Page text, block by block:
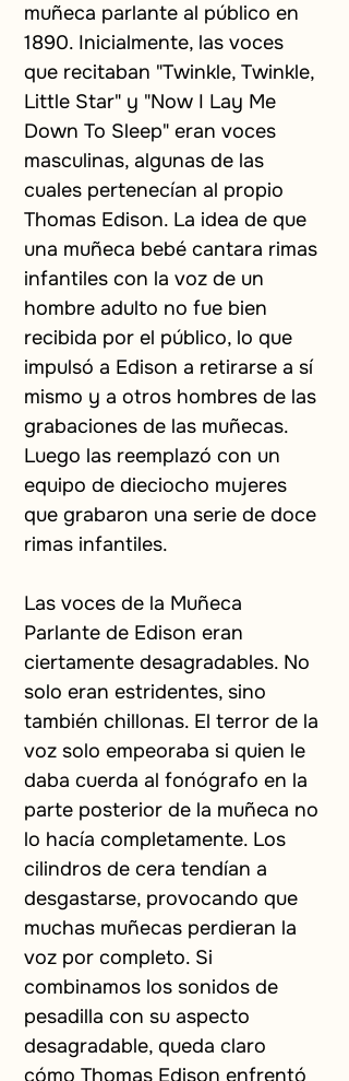
muñeca parlante al público en
1890. Inicialmente, las voces
que recitaban "Twinkle, Twinkle,
Little Star" y "Now I Lay Me
Down To Sleep" eran voces
masculinas, algunas de las
cuales pertenecían al propio
Thomas Edison. La idea de que
una muñeca bebé cantara rimas
infantiles con la voz de un
hombre adulto no fue bien
recibida por el público, lo que
impulsó a Edison a retirarse a sí
mismo y a otros hombres de las
grabaciones de las muñecas.
Luego las reemplazó con un
equipo de dieciocho mujeres
que grabaron una serie de doce
rimas infantiles.
Las voces de la Muñeca
Parlante de Edison eran
ciertamente desagradables. No
solo eran estridentes, sino
también chillonas. El terror de la
voz solo empeoraba si quien le
daba cuerda al fonógrafo en la
parte posterior de la muñeca no
lo hacía completamente. Los
cilindros de cera tendían a
desgastarse, provocando que
muchas muñecas perdieran la
voz por completo. Si
combinamos los sonidos de
pesadilla con su aspecto
desagradable, queda claro
cómo Thomas Edison enfrentó